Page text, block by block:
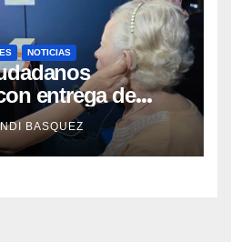
NOTICIAS
entrega de
en el Centro de
J.J. Arvelo
BASQUEZ